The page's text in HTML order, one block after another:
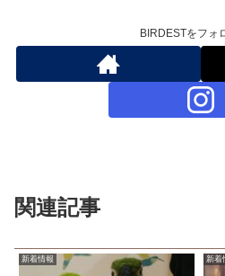
BIRDESTをフォ
関連記事
新着情報 新着